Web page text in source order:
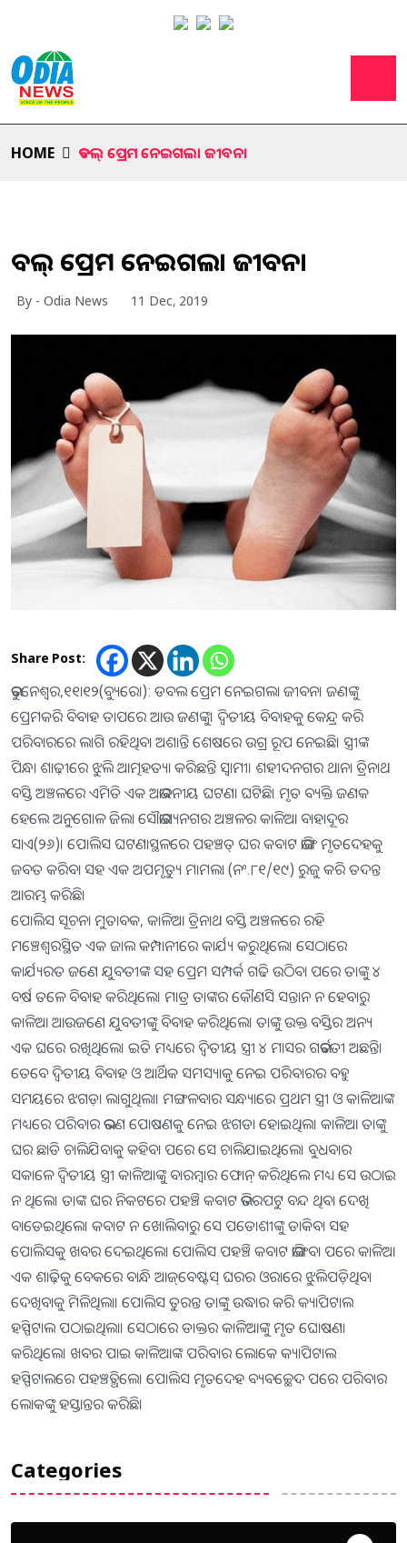
HOME ଡବଲ୍ ପ୍ରେମ ନେଇଗଲା ଜୀବନ।
ଡବଲ୍ ପ୍ରେମ ନେଇଗଲା ଜୀବନ।
By - Odia News 11 Dec, 2019
Share Post:
ଭୁବନେଶ୍ୱର,୧୧ା୧୨(ବ୍ୟୁରୋ): ଡବଲ ପ୍ରେମ ନେଇଗଲା ଜୀବନ। ଜଣଙ୍କୁ
ପ୍ରେମକରି ବିବାହ ତାପରେ ଆଉ ଜଣଙ୍କୁ। ଦ୍ୱିତୀୟ ବିବାହକୁ କେନ୍ଦ୍ର କରି
ପରିବାରରେ ଲାଗି ରହିଥିବା ଅଶାନ୍ତି ଶେଷରେ ଉଗ୍ର ରୂପ ନେଇଛି। ସ୍ତ୍ରୀଙ୍କ
ପିନ୍ଧା ଶାଢ଼ୀରେ ଝୁଲି ଆତ୍ମହତ୍ୟା କରିଛନ୍ତି ସ୍ବାମୀ। ଶହୀଦନଗର ଥାନା ତ୍ରିନାଥ
ବସ୍ତି ଅଞ୍ଚଳରେ ଏମିତି ଏକ ଅଭାବନୀୟ ଘଟଣା ଘଟିଛି। ମୃତ ବ୍ୟକ୍ତି ଜଣକ
ହେଲେ ଅନୁଗୋଳ ଜିଲା ସୌଭାଗ୍ୟନଗର ଅଞ୍ଚଳର କାଳିଆ ବାହାଦୂର
ସାଏ(୨୬)। ପୋଲିସ ଘଟଣାସ୍ଥଳରେ ପହଞ୍ଚତ୍ ଘର କବାଟ ଭାଙ୍ଗି ମୃତଦେହକୁ
ଜବତ କରିବା ସହ ଏକ ଅପମୃତ୍ୟୁ ମାମଲା (ନଂ.୮୧/୧୯) ରୁଜୁ କରି ତଦନ୍ତ
ଆରମ୍ଭ କରିଛି।
ପୋଲିସ ସୂଚନା ମୁତାବକ, କାଳିଆ ତ୍ରିନାଥ ବସ୍ତି ଅଞ୍ଚଳରେ ରହି
ମଞ୍ଚେଶ୍ୱରସ୍ଥିତ ଏକ ଜାଲ କମ୍ପାନୀରେ କାର୍ଯ୍ୟ କରୁଥିଲେ। ସେଠାରେ
କାର୍ଯ୍ୟରତ ଜଣେ ଯୁବତୀଙ୍କ ସହ ପ୍ରେମ ସମ୍ପର୍କ ଗଢି ଉଠିବା ପରେ ତାଙ୍କୁ ୪
ବର୍ଷ ତଳେ ବିବାହ କରିଥିଲେ। ମାତ୍ର ତାଙ୍କର କୌଣସି ସନ୍ତାନ ନ ହେବାରୁ
କାଳିଆ ଆଉଜଣେ ଯୁବତୀଙ୍କୁ ବିବାହ କରିଥିଲେ। ତାଙ୍କୁ ଉକ୍ତ ବସ୍ତିର ଅନ୍ୟ
ଏକ ଘରେ ରଖିଥିଲେ। ଇତି ମଧ୍ୟରେ ଦ୍ୱିତୀୟ ସ୍ତ୍ରୀ ୪ ମାସର ଗର୍ଭବତୀ ଅଛନ୍ତି।
ତେବେ ଦ୍ୱିତୀୟ ବିବାହ ଓ ଆର୍ଥିକ ସମସ୍ୟାକୁ ନେଇ ପରିବାରର ବହୁ
ସମୟରେ ଝଗଡ଼ା ଲାଗୁଥିଲା। ମଙ୍ଗଳବାର ସନ୍ଧ୍ୟାରେ ପ୍ରଥମ ସ୍ତ୍ରୀ ଓ କାଳିଆଙ୍କ
ମଧ୍ୟରେ ପରିବାର ଭରଣ ପୋଷଣକୁ ନେଇ ଝଗଡା ହୋଇଥିଲ। କାଳିଆ ତାଙ୍କୁ
ଘର ଛାଡି ଚାଲିଯିବାକୁ କହିବା ପରେ ସେ ଚାଲିଯାଇଥିଲେ। ବୁଧବାର
ସକାଳେ ଦ୍ୱିତୀୟ ସ୍ତ୍ରୀ କାଳିଆଙ୍କୁ ବାରମ୍ବାର ଫୋନ୍‌ କରିଥିଲେ ମଧ୍ୟ ସେ ଉଠାଇ
ନ ଥିଲେ। ତାଙ୍କ ଘର ନିକଟରେ ପହଞ୍ଚି କବାଟ ଭିତରପଟୁ ବନ୍ଦ ଥିବା ଦେଖି
ବାଡେଇଥିଲେ। କବାଟ ନ ଖୋଲିବାରୁ ସେ ପଡୋଶୀଙ୍କୁ ଡାକିବା ସହ
ପୋଲିସକୁ ଖବର ଦେଇଥିଲେ। ପୋଲିସ ପହଞ୍ଚି କବାଟ ଭାଙ୍ଗିବା ପରେ କାଳିଆ
ଏକ ଶାଢ଼ିକୁ ବେକରେ ବାନ୍ଧି ଆଜ୍‌ବେଷ୍ଟସ୍‌ ଘରର ଓରାରେ ଝୁଲିପଡ଼ିଥିବା
ଦେଖିବାକୁ ମିଳିଥିଲା। ପୋଲିସ ତୁରନ୍ତ ତାଙ୍କୁ ଉଦ୍ଧାର କରି କ୍ୟାପିଟାଲ
ହସ୍ପିଟାଲ ପଠାଇଥିଲା। ସେଠାରେ ଡାକ୍ତର କାଳିଆଙ୍କୁ ମୃତ ଘୋଷଣା
କରିଥିଲେ। ଖବର ପାଇ କାଳିଆଙ୍କ ପରିବାର ଲୋକେ କ୍ୟାପିଟାଲ
ହସ୍ପିଟାଲରେ ପହଞ୍ଚତ୍ଥିଲେ। ପୋଲିସ ମୃତଦେହ ବ୍ୟବଚ୍ଛେଦ ପରେ ପରିବାର
ଲୋକଙ୍କୁ ହସ୍ତାନ୍ତର କରିଛି।
Categories